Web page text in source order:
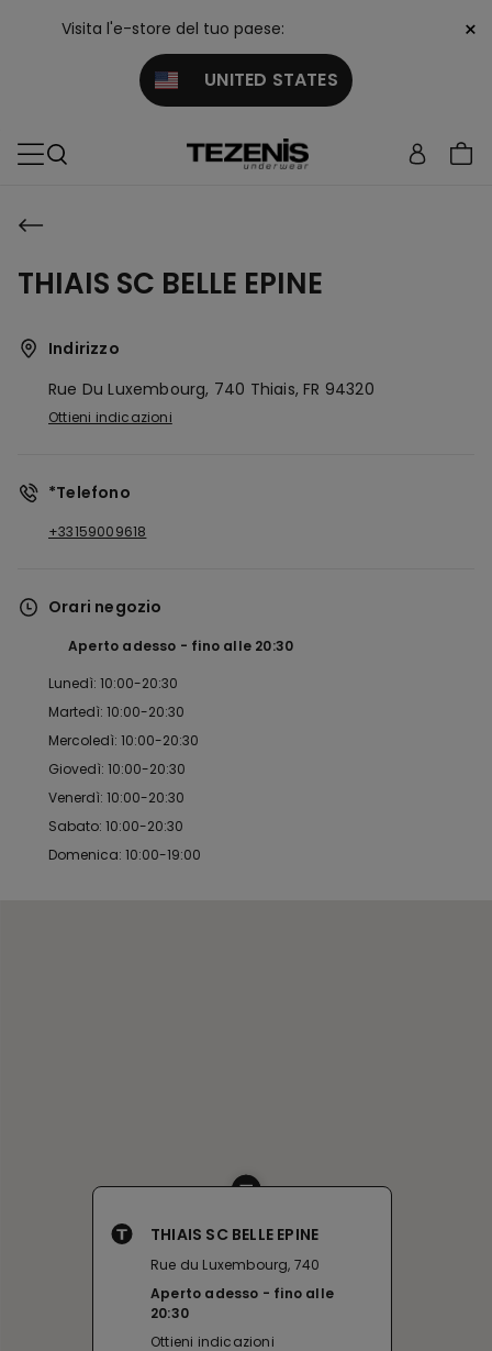
Visita l'e-store del tuo paese:
UNITED STATES
×
THIAIS SC BELLE EPINE
Indirizzo
Rue Du Luxembourg, 740 Thiais, FR 94320
Ottieni indicazioni
*Telefono
+33159009618
Orari negozio
Aperto adesso fino alle 20:30
Lunedì: 10:00-20:30
Martedì: 10:00-20:30
Mercoledì: 10:00-20:30
Giovedì: 10:00-20:30
Venerdì: 10:00-20:30
Sabato: 10:00-20:30
Domenica: 10:00-19:00
THIAIS SC BELLE EPINE
Rue du Luxembourg, 740
Aperto adesso
fino alle
20:30
Ottieni indicazioni